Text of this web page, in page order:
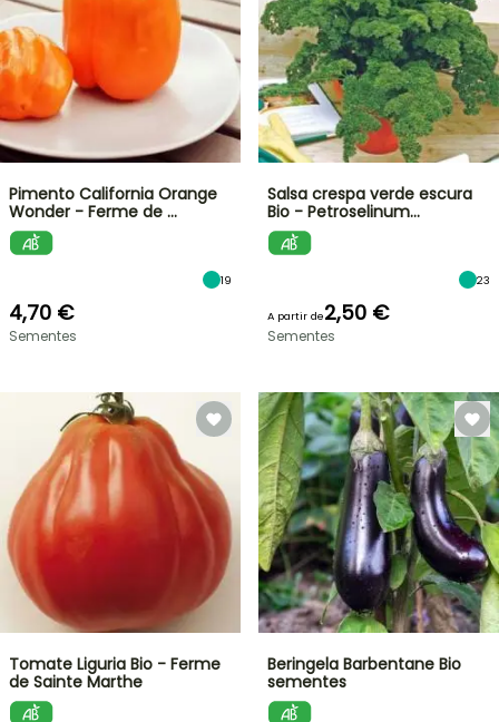
Pimento California Orange
Wonder - Ferme de …
19
4,70 €
Sementes
Salsa crespa verde escura
Bio - Petroselinum…
23
A partir de2,50 €
Sementes
Tomate Liguria Bio - Ferme
de Sainte Marthe
Beringela Barbentane Bio
sementes